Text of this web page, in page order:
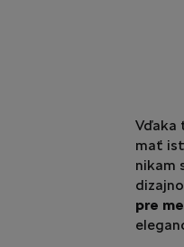
Vďaka
mať
nikam
pre